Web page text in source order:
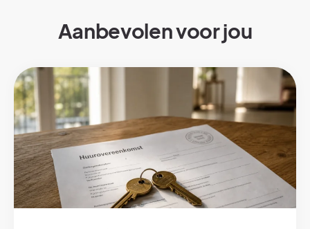
Aanbevolen voor jou